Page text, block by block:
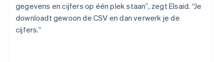
gegevens en cijfers op één plek staan”, zegt Elsaid. “Je
downloadt gewoon de CSV en dan verwerk je de
cijfers.”